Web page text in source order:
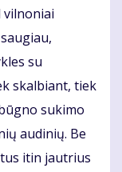
vilnoniai
su
skalbiant, tiek
sukimo
audinių. Be
itin jautrius